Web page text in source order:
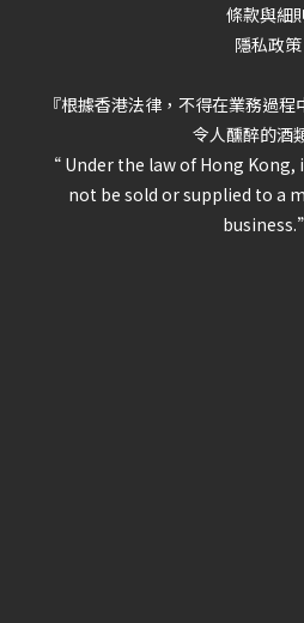
條款與細
隱私政策
『根據香港法律，不得在業務過
令人醺醉的酒
“ Under the law of Hong
not be sold or supplied to a
business.”